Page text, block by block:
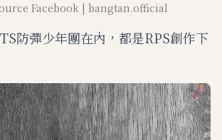
Facebook | bangtan.official
防彈少年團在內，都是RPS創作下